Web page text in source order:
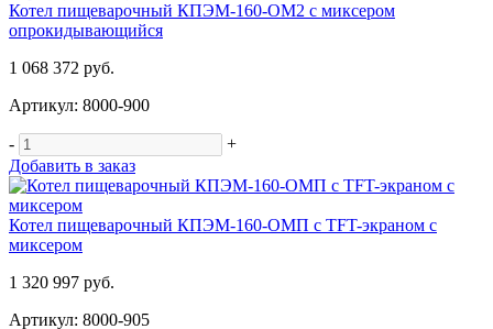
Котел пищеварочный КПЭМ-160-ОМ2 с миксером
опрокидывающийся
1 068 372 руб.
Артикул: 8000-900
-
+
Добавить в заказ
Котел пищеварочный КПЭМ-160-ОМП с TFT-экраном с
миксером
1 320 997 руб.
Артикул: 8000-905